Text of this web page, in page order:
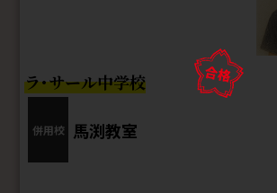
ラ・サール中学校
併用校 馬渕教室